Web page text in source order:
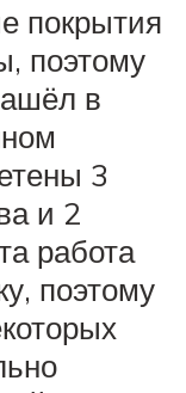
покрытия
поэтому
в
3
и 2
работа
поэтому